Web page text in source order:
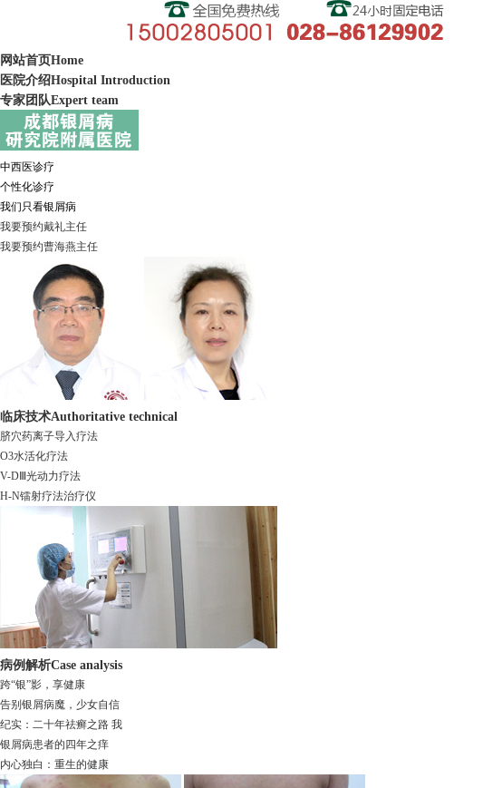
网站首页Home
医院介绍Hospital Introduction
专家团队Expert team
中西医诊疗
个性化诊疗
我们只看银屑病
我要预约戴礼主任
我要预约曹海燕主任
临床技术Authoritative technical
脐穴药离子导入疗法
O3水活化疗法
V-DⅢ光动力疗法
H-N镭射疗法治疗仪
病例解析Case analysis
跨“银”影，享健康
告别银屑病魔，少女自信
纪实：二十年祛癣之路 我
银屑病患者的四年之痒
内心独白：重生的健康